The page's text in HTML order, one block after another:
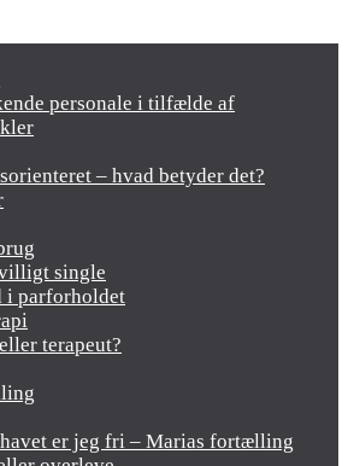
personale i tilfælde af
– hvad betyder det?
single
i parforholdet
terapeut?
er jeg fri – Marias fortælling